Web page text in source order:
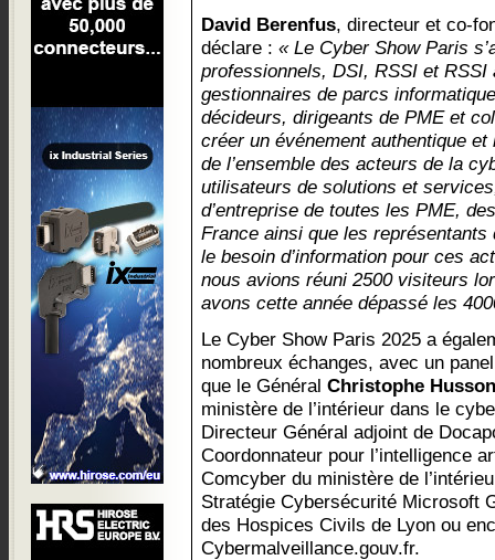
David Berenfus, directeur et co-
déclare : « Le Cyber Show Paris
professionnels, DSI, RSSI et RSSI
gestionnaires de parcs
décideurs, dirigeants de PME et
créer un événement authentique
de l’ensemble des acteurs de la
utilisateurs de solutions et
d’entreprise de toutes les PME,
France ainsi que les
le besoin d’information pour ces
nous avions réuni 2500 visiteurs
avons cette année dépassé les
Le Cyber Show Paris 2025 a
nombreux échanges, avec un
que le Général Christophe Husson
ministère de l’intérieur dans le
Directeur Général adjoint de
Coordonnateur pour l’intelligence
Comcyber du ministère de
Stratégie Cybersécurité Microsoft
des Hospices Civils de Lyon ou
Cybermalveillance.gouv.fr.